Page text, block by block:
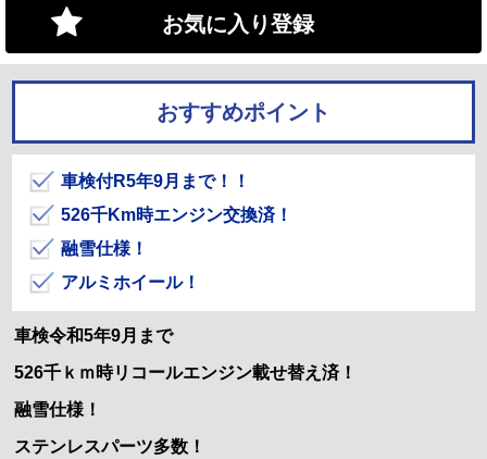
お気に入り登録
おすすめポイント
車検付R5年9月まで！！
526千Km時エンジン交換済！
融雪仕様！
アルミホイール！
車検令和5年9月まで
526千ｋｍ時リコールエンジン載せ替え済！
融雪仕様！
ステンレスパーツ多数！